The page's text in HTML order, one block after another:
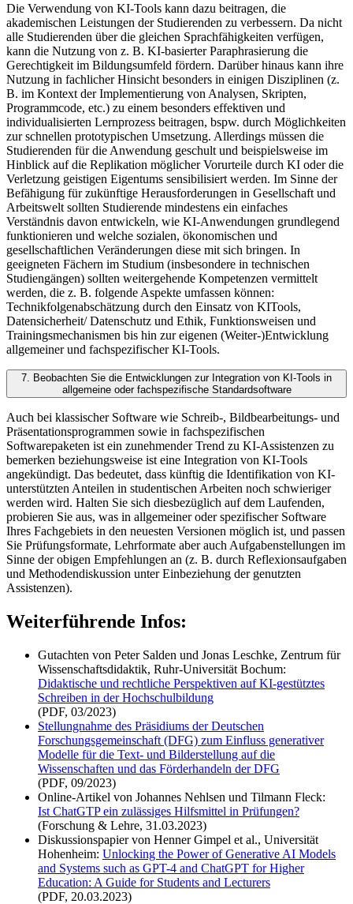
Die Verwendung von KI-Tools kann dazu beitragen, die
akademischen Leistungen der Studierenden zu verbessern. Da nicht
alle Studierenden über die gleichen Sprachfähigkeiten verfügen,
kann die Nutzung von z. B. KI-basierter Paraphrasierung die
Gerechtigkeit im Bildungsumfeld fördern. Darüber hinaus kann ihre
Nutzung in fachlicher Hinsicht besonders in einigen Disziplinen (z.
B. im Kontext der Implementierung von Analysen, Skripten,
Programmcode, etc.) zu einem besonders effektiven und
individualisierten Lernprozess beitragen, bspw. durch Möglichkeiten
zur schnellen prototypischen Umsetzung. Allerdings müssen die
Studierenden für die Anwendung geschult und beispielsweise im
Hinblick auf die Replikation möglicher Vorurteile durch KI oder die
Verletzung geistigen Eigentums sensibilisiert werden. Im Sinne der
Befähigung für zukünftige Herausforderungen in Gesellschaft und
Arbeitswelt sollten Studierende mindestens ein einfaches
Verständnis davon entwickeln, wie KI-Anwendungen grundlegend
funktionieren und welche sozialen, ökonomischen und
gesellschaftlichen Veränderungen diese mit sich bringen. In
geeigneten Fächern im Studium (insbesondere in technischen
Studiengängen) sollten weitergehende Kompetenzen vermittelt
werden, die z. B. folgende Aspekte umfassen können:
Technikfolgenabschätzung durch den Einsatz von KITools,
Datensicherheit/ Datenschutz und Ethik, Funktionsweisen und
Trainingsmechanismen bis hin zur eigenen (Weiter-)Entwicklung
allgemeiner und fachspezifischer KI-Tools.
7. Beobachten Sie die Entwicklungen zur Integration von KI-Tools in
allgemeine oder fachspezifische Standardsoftware
Auch bei klassischer Software wie Schreib-, Bildbearbeitungs- und
Präsentationsprogrammen sowie in fachspezifischen
Softwarepaketen ist ein zunehmender Trend zu KI-Assistenzen zu
bemerken beziehungsweise ist eine Integration von KI-Tools
angekündigt. Das bedeutet, dass künftig die Identifikation von KI-
unterstützten Anteilen in studentischen Arbeiten noch schwieriger
werden wird. Halten Sie sich diesbezüglich auf dem Laufenden,
probieren Sie aus, was in allgemeiner oder spezifischer Software
Ihres Fachgebiets in den neuesten Versionen möglich ist, und passen
Sie Prüfungsformate, Lehrformate aber auch Aufgabenstellungen im
Sinne der obigen Empfehlungen an (z. B. durch Reflexionsaufgaben
und Methodendiskussion unter Einbeziehung der genutzten
Assistenzen).
Weiterführende Infos:
Gutachten von Peter Salden und Jonas Leschke, Zentrum für
Wissenschaftsdidaktik, Ruhr-Universität Bochum:
Didaktische und rechtliche Perspektiven auf KI-gestütztes
Schreiben in der Hochschulbildung
(PDF, 03/2023)
Stellungnahme des Präsidiums der Deutschen
Forschungsgemeinschaft (DFG) zum Einfluss generativer
Modelle für die Text- und Bilderstellung auf die
Wissenschaften und das Förderhandeln der DFG
(PDF, 09/2023)
Online-Artikel von Johannes Nehlsen und Tilmann Fleck:
Ist ChatGTP ein zulässiges Hilfsmittel in Prüfungen?
(Forschung & Lehre, 31.03.2023)
Diskussionspapier von Henner Gimpel et al., Universität
Hohenheim: Unlocking the Power of Generative AI Models
and Systems such as GPT-4 and ChatGPT for Higher
Education: A Guide for Students and Lecturers
(PDF, 20.03.2023)